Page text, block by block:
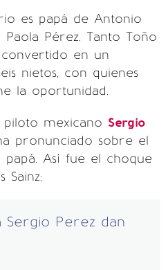
es papá de Antonio
Pérez. Tanto Toño
en un
nietos, con quienes
la oportunidad.
mexicano Sergio
pronunciado sobre el
papá. Así fue el choque
Sainz:
Sergio Perez dan